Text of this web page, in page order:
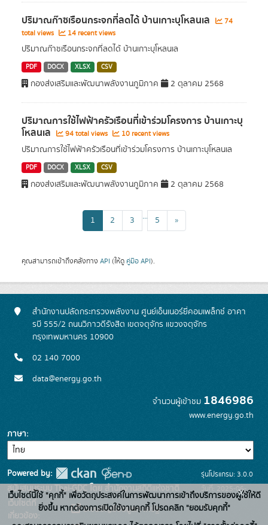
ปริมาณก๊าซเรือนกระจกที่ลดได้ บ้านเกาะบุโหลนเล
74
total views
14 recent views
ปริมาณก๊าซเรือนกระจกที่ลดได้ บ้านเกาะบุโหลนเล
PDF DOCX XLSX CSV
กองส่งเสริมและพัฒนาพลังงานภูมิภาค 2 ตุลาคม 2568
ปริมาณการใช้ไฟฟ้าครัวเรือนที่เข้าร่วมโครงการ บ้านเกาะบุ
โหลนเล 94 total views 10 recent views
ปริมาณการใช้ไฟฟ้าครัวเรือนที่เข้าร่วมโครงการ บ้านเกาะบุโหลนเล
PDF DOCX XLSX CSV
กองส่งเสริมและพัฒนาพลังงานภูมิภาค 2 ตุลาคม 2568
1 2 3 ... 5 »
คุณสามารถเข้าถึงคลังทาง API (ให้ดู คู่มือ API).
สำนักงานปลัดกระทรวงพลังงาน ศูนย์เอ็นเนอร์ยี่คอมเพล็กซ์ อาคา
รบี 555/2 ถนนวิภาวดีรังสิต เขตจตุจักร แขวงจตุจักร
กรุงเทพมหานคร 10900
02 140 7000
data@energy.go.th
จำนวนผู้เข้าชม 1846986
www.energy.go.th
ภาษา
Powered by:
สนับสนุนระบบ Thai-GDC โดย สำนักงานสถิติแห่งชาติ
เว็บไซต์ที่
เกี่ยวข้อง:
ระบบบัญชีข้อมูลภาครัฐ
รุ่นโปรแกรม: 3.0.0
วันที่: 2025-06-
26
เว็บไซต์นี้ใช้ "คุกกี้" เพื่อวัตถุประสงค์ในการพัฒนาการเข้าถึงบริการของผู้ใช้ให้ดี
ยิ่งขึ้น หากต้องการเปิดใช้งานคุกกี้ โปรดคลิก "ยอมรับคุกกี้"
x